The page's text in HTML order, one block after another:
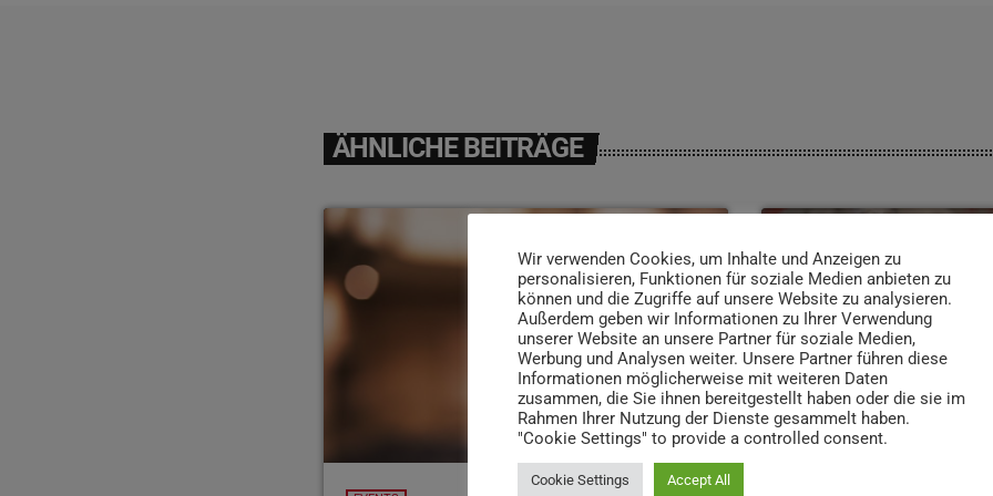
ÄHNLICHE BEITRÄGE
insert_link
Wir verwenden Cookies, um Inhalte und Anzeigen zu
personalisieren, Funktionen für soziale Medien anbieten zu
können und die Zugriffe auf unsere Website zu analysieren.
Außerdem geben wir Informationen zu Ihrer Verwendung
unserer Website an unsere Partner für soziale Medien,
Werbung und Analysen weiter. Unsere Partner führen diese
Informationen möglicherweise mit weiteren Daten
zusammen, die Sie ihnen bereitgestellt haben oder die sie im
Rahmen Ihrer Nutzung der Dienste gesammelt haben.
"Cookie Settings" to provide a controlled consent.
Cookie Settings Accept All